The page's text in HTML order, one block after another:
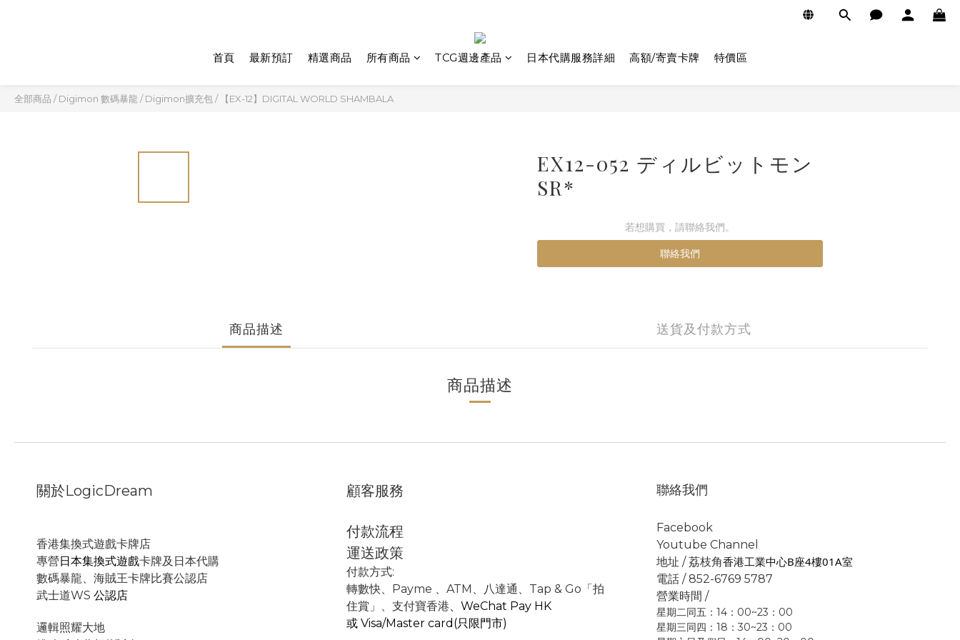
首頁 最新預訂 精選商品 所有商品 TCG週邊產品 日本代購服務詳細 高額/寄賣卡牌 特價區
全部商品 /Digimon 數碼暴龍 /Digimon擴充包/ 【EX-12】DIGITAL WORLD SHAMBALA
EX12-052 ディルビットモン
SR*
若想購買，請聯絡我們。
聯絡我們
商品描述 送貨及付款方式
商品描述
關於LogicDream
香港集換式遊戲卡牌店
專營日本集換式遊戲卡牌及日本代購
數碼暴龍、海賊王卡牌比賽公認店
武士道WS 公認店
邏輯照耀大地
顧客服務
付款流程
運送政策
付款方式:
轉數快、Payme 、 ATM 、
八達通、Tap & Go「拍
住賞」 、支付寶香港、 WeChat Pay HK
或 Visa/Master card(只限門市)
聯絡我們
Facebook
Youtube Channel
地址 / 荔枝角香港工業中心B座4樓01A室
電話 / 852-6769 5787
營業時間 /
星期二同五：14：00~23：00
星期三同四：18：30~23：00